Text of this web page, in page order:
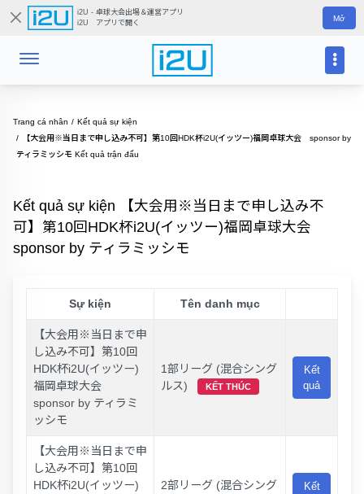
i2U - 卓球大会出場＆運営アプリ
i2U アプリで開く
Mở
Trang cá nhân
Kết quả sự kiện
【大会用※当日まで申し込み不可】第10回HDK杯i2U(イッツー)福岡卓球大会 sponsor by
ティラミッシモ Kết quả trận đấu
Kết quả sự kiện 【大会用※当日まで申し込み不
可】第10回HDK杯i2U(イッツー)福岡卓球大会
sponsor by ティラミッシモ
Sự kiện Tên danh mục
【大会用※当日まで申
し込み不可】第10回
HDK杯i2U(イッツー)
福岡卓球大会
sponsor by ティラミ
ッシモ
1部リーグ (混合シング
ルス)
KẾT THÚC
Kết
quả
【大会用※当日まで申
し込み不可】第10回
HDK杯i2U(イッツー)
2部リーグ (混合シング
Kết